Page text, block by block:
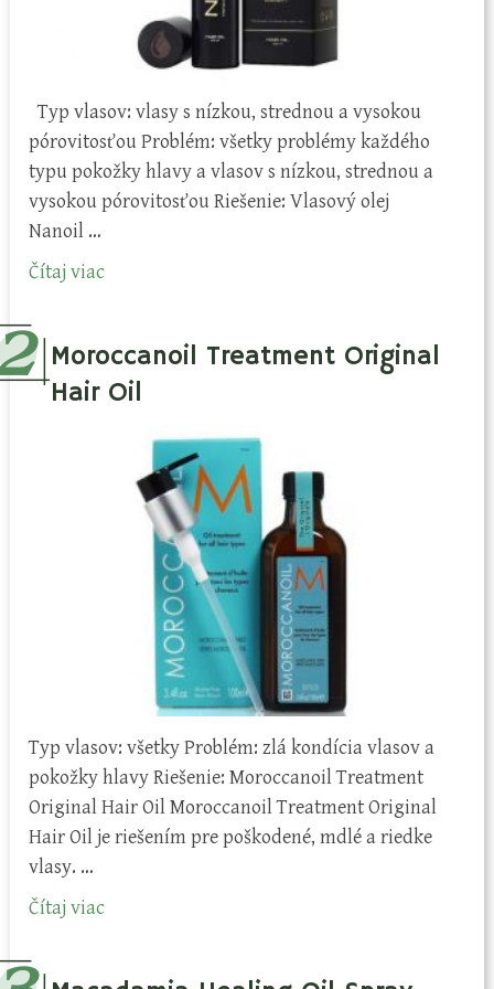
Typ vlasov: vlasy s nízkou, strednou a vysokou
pórovitosťou Problém: všetky problémy každého
typu pokožky hlavy a vlasov s nízkou, strednou a
vysokou pórovitosťou Riešenie: Vlasový olej
Nanoil …
Čítaj viac
Moroccanoil Treatment Original
Hair Oil
Typ vlasov: všetky Problém: zlá kondícia vlasov a
pokožky hlavy Riešenie: Moroccanoil Treatment
Original Hair Oil Moroccanoil Treatment Original
Hair Oil je riešením pre poškodené, mdlé a riedke
vlasy. …
Čítaj viac